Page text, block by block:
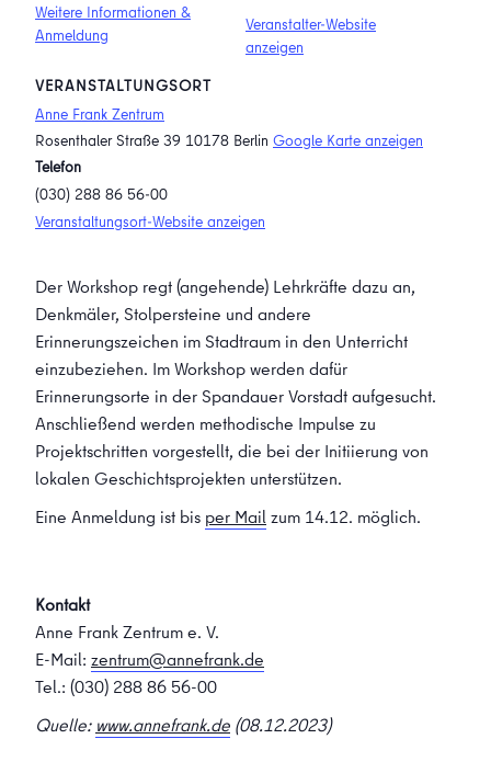
Weitere Informationen &
Anmeldung
VERANSTALTUNGSORT
Anne Frank Zentrum
Rosenthaler Straße 39 10178 Berlin Google Karte anzeigen
Telefon
(030) 288 86 56-00
Veranstaltungsort-Website anzeigen
Veranstalter-Website
anzeigen
Der Workshop regt (angehende) Lehrkräfte dazu an,
Denkmäler, Stolpersteine und andere
Erinnerungszeichen im Stadtraum in den Unterricht
einzubeziehen. Im Workshop werden dafür
Erinnerungsorte in der Spandauer Vorstadt aufgesucht.
Anschließend werden methodische Impulse zu
Projektschritten vorgestellt, die bei der Initiierung von
lokalen Geschichtsprojekten unterstützen.
Eine Anmeldung ist bis per Mailzum 14.12. möglich.
Kontakt
Anne Frank Zentrum e. V.
E-Mail: zentrum@annefrank.de
Tel.: (030) 288 86 56-00
Quelle: www.annefrank.de (08.12.2023)